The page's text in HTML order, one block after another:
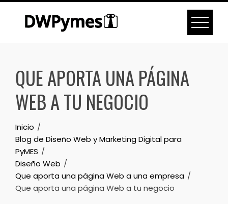
Skip
QUE APORTA UNA PÁGINA
WEB A TU NEGOCIO
Inicio
Blog de Diseño Web y Marketing Digital para
PyMES
Diseño Web
Que aporta una página Web a una empresa
Que aporta una página Web a tu negocio